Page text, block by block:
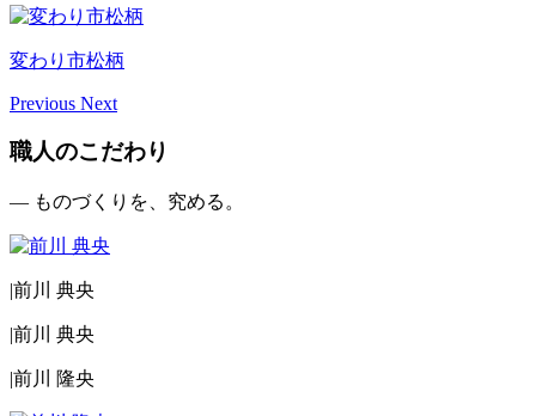
変わり市松柄
Previous Next
職人のこだわり
— ものづくりを、究める。
|前川 典央
|前川 典央
|前川 隆央